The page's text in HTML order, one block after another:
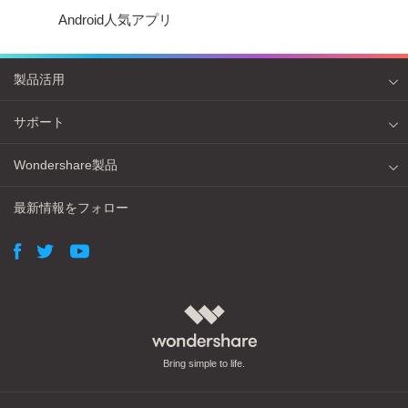
Android人気アプリ
Bring simple to life.
製品活用
サポート
Wondershare製品
最新情報をフォロー